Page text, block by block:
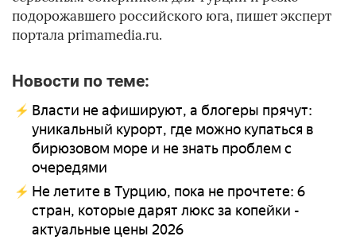
подорожавшего российского юга, пишет эксперт
портала primamedia.ru.
Новости по теме:
Власти не афишируют, а блогеры прячут:
уникальный курорт, где можно купаться в
бирюзовом море и не знать проблем с
очередями
Не летите в Турцию, пока не прочтете: 6
стран, которые дарят люкс за копейки -
актуальные цены 2026